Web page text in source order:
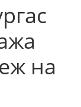
на